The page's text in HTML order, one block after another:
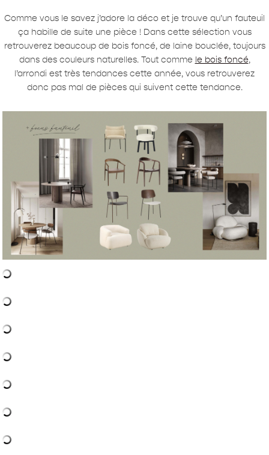
Comme vous le savez j’adore la déco et je trouve qu’un fauteuil
ça habille de suite une pièce ! Dans cette sélection vous
retrouverez beaucoup de bois foncé, de laine bouclée, toujours
dans des couleurs naturelles. Tout comme le bois foncé,
l’arrondi est très tendances cette année, vous retrouverez
donc pas mal de pièces qui suivent cette tendance.